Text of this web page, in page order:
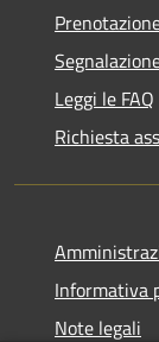
Leggi le FAQ
Richiesta
Informativa
Note legali